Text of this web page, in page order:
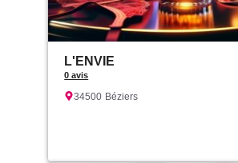
L'ENVIE
0 avis
34500 Béziers